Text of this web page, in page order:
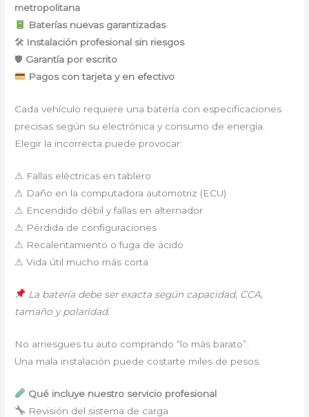
metropolitana
Baterías nuevas garantizadas
🛠 Instalación profesional sin riesgos
🛡 Garantía por escrito
Pagos con tarjeta y en efectivo
Cada vehículo requiere una batería con especificaciones
precisas según su electrónica y consumo de energía.
Elegir la incorrecta puede provocar:
⚠ Fallas eléctricas en tablero
⚠ Daño en la computadora automotriz (ECU)
⚠ Encendido débil y fallas en alternador
⚠ Pérdida de configuraciones
⚠ Recalentamiento o fuga de ácido
⚠ Vida útil mucho más corta
La batería debe ser exacta según capacidad, CCA,
tamaño y polaridad.
No arriesgues tu auto comprando “lo más barato”.
Una mala instalación puede costarte miles de pesos.
Qué incluye nuestro servicio profesional
Revisión del sistema de carga